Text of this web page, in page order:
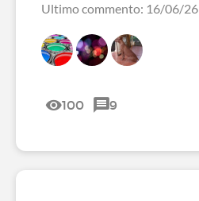
Ultimo commento: 16/06/26
100 9